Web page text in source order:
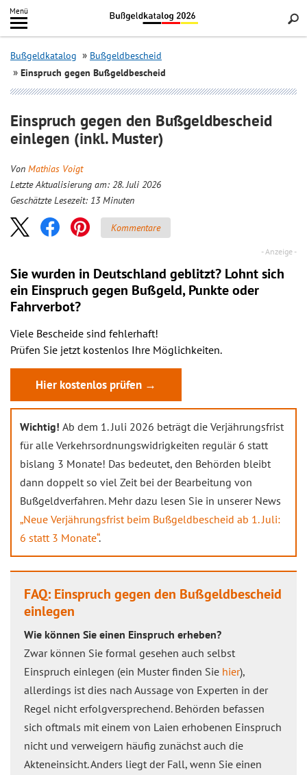
Inhalt
springen
Menü
Search
Bußgeldkatalog
Bußgeldbescheid
Einspruch gegen Bußgeldbescheid
Einspruch gegen den Bußgeldbescheid
einlegen (inkl. Muster)
Von Mathias Voigt
Letzte Aktualisierung am: 28. Juli 2026
Geschätzte Lesezeit: 13 Minuten
Kommentare
Sie wurden in Deutschland geblitzt? Lohnt sich
ein Einspruch gegen Bußgeld, Punkte oder
Fahrverbot?
Viele Bescheide sind fehlerhaft!
Prüfen Sie jetzt kostenlos Ihre Möglichkeiten.
Hier kostenlos prüfen →
Wichtig! Ab dem 1. Juli 2026 beträgt die Verjährungsfrist
für alle Verkehrsordnungswidrigkeiten regulär 6 statt
bislang 3 Monate! Das bedeutet, den Behörden bleibt
dann doppelt so viel Zeit bei der Bearbeitung von
Bußgeldverfahren. Mehr dazu lesen Sie in unserer News
„Neue Verjährungsfrist beim Bußgeldbescheid ab 1. Juli:
6 statt 3 Monate“.
FAQ: Einspruch gegen den Bußgeldbescheid
einlegen
Wie können Sie einen Einspruch erheben?
Zwar können Sie formal gesehen auch selbst
Einspruch einlegen (ein Muster finden Sie hier),
allerdings ist dies nach Aussage von Experten in der
Regel nicht erfolgversprechend. Behörden befassen
sich oftmals mit einem von Laien erhobenen Einspruch
nicht und verweigern häufig zunächst auch die
Akteneinsicht. Anders liegt der Fall, wenn Sie einen